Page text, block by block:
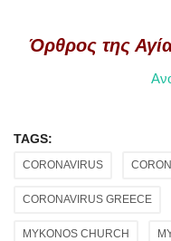
Όρθρος της
TAGS:
CORONAVIRUS
CORONAVIRUS GREECE
MYKONOS CHURCH